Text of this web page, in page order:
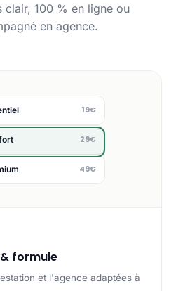
clair, 100 % en ligne ou
en agence.
19€
29€
49€
formule
et l'agence adaptées à